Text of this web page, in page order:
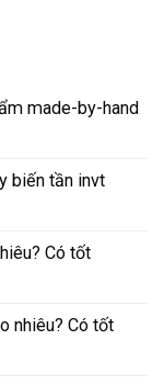
made-by-hand
biến tần invt
Có tốt
nhiêu? Có tốt